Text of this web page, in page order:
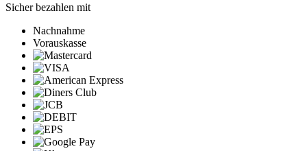
Sicher bezahlen mit
Nachnahme
Vorauskasse